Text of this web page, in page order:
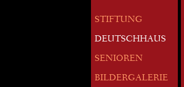
STIFTUNG
DEUTSCHHAUS
SENIOREN
BILDERGALERIE